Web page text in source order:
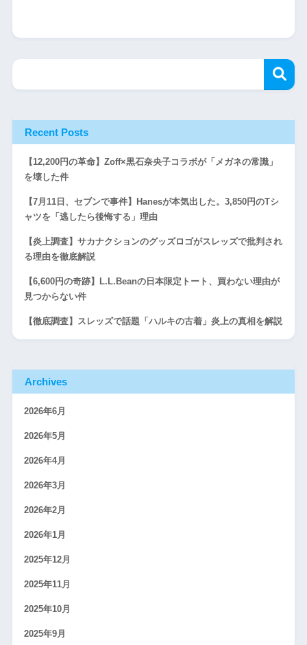
Recent Posts
【12,200円の革命】Zoff×黒石奈央子コラボが「メガネの常識」
を壊した件
【7月11日、セブンで事件】Hanesが本気出した。3,850円のTシ
ャツを「逃したら後悔する」理由
【炎上調査】サカナクションのグッズロゴがスレッズで批判され
る理由を徹底解説
【6,600円の奇跡】L.L.Beanの日本限定トート、買わない理由が
見つからない件
【徹底調査】スレッズで話題「ハルキの古着」炎上の真相を解説
Archives
2026年6月
2026年5月
2026年4月
2026年3月
2026年2月
2026年1月
2025年12月
2025年11月
2025年10月
2025年9月